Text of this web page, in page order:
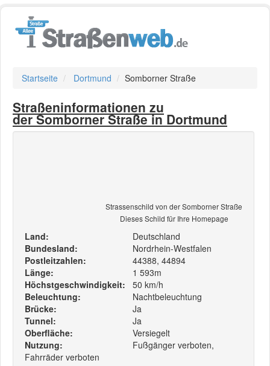
Startseite Dortmund Somborner Straße
Straßeninformationen zu
der Somborner Straße in Dortmund
Strassenschild von der Somborner Straße
Dieses Schild für Ihre Homepage
Land:
Deutschland
Bundesland:
Nordrhein-Westfalen
Postleitzahlen:
44388, 44894
Länge:
1 593m
Höchstgeschwindigkeit:
50 km/h
Beleuchtung:
Nachtbeleuchtung
Brücke:
Ja
Tunnel:
Ja
Oberfläche:
Versiegelt
Nutzung:
Fußgänger verboten,
Fahrräder verboten